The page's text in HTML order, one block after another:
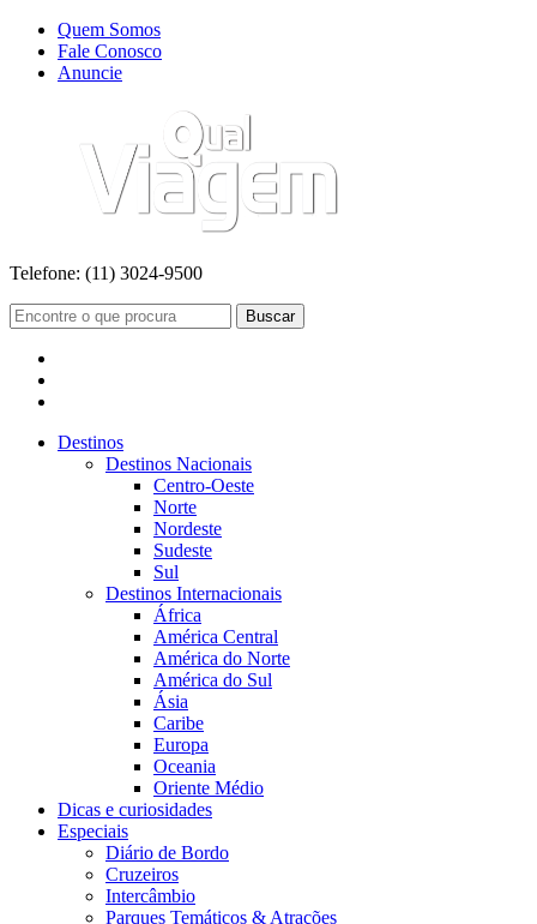
Quem Somos
Fale Conosco
Anuncie
Telefone: (11) 3024-9500
Buscar
Destinos
Destinos Nacionais
Centro-Oeste
Norte
Nordeste
Sudeste
Sul
Destinos Internacionais
África
América Central
América do Norte
América do Sul
Ásia
Caribe
Europa
Oceania
Oriente Médio
Dicas e curiosidades
Especiais
Diário de Bordo
Cruzeiros
Intercâmbio
Parques Temáticos & Atrações